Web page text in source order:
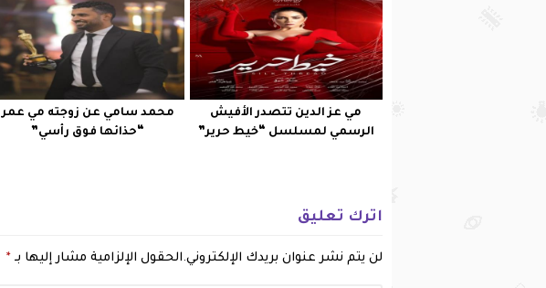
مي عز الدين تتصدر الأفيش
الرسمي لمسلسل “خيط حرير”
محمد سامي عن زوجته مي عمر
“حذائها فوق رأسي”
اترك تعليق
لن يتم نشر عنوان بريدك الإلكتروني.الحقول الإلزامية مشار إليها بـ *